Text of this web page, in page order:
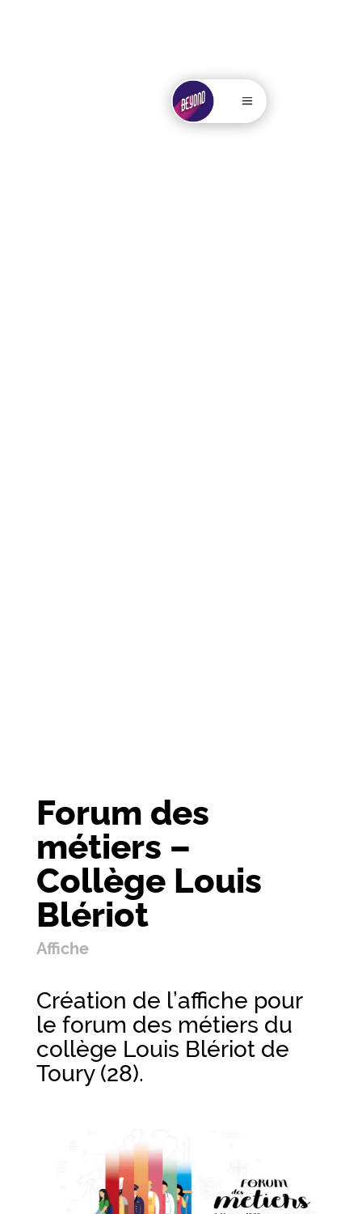
. . . . .....
.
Forum des
métiers –
Collège Louis
Blériot
Affiche
Création de l’affiche pour
le forum des métiers du
collège Louis Blériot de
Toury (28).